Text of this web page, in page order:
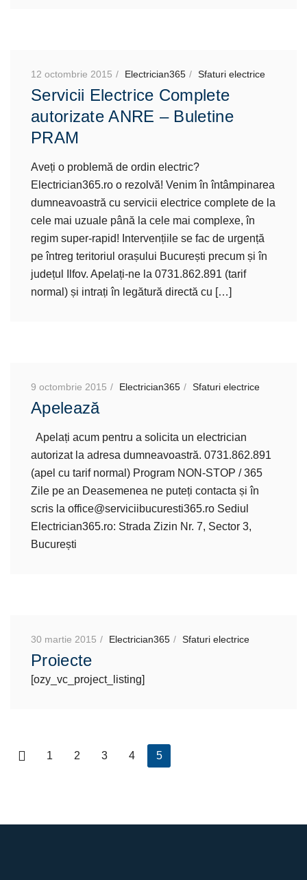
12 octombrie 2015 Electrician365 Sfaturi electrice
Servicii Electrice Complete
autorizate ANRE – Buletine
PRAM
Aveți o problemă de ordin electric?
Electrician365.ro o rezolvă! Venim în întâmpinarea
dumneavoastră cu servicii electrice complete de la
cele mai uzuale până la cele mai complexe, în
regim super-rapid! Intervențiile se fac de urgență
pe întreg teritoriul orașului București precum și în
județul Ilfov. Apelați-ne la 0731.862.891 (tarif
normal) și intrați în legătură directă cu […]
9 octombrie 2015 Electrician365 Sfaturi electrice
Apelează
Apelați acum pentru a solicita un electrician
autorizat la adresa dumneavoastră. 0731.862.891
(apel cu tarif normal) Program NON-STOP / 365
Zile pe an Deasemenea ne puteți contacta și în
scris la office@serviciibucuresti365.ro Sediul
Electrician365.ro: Strada Zizin Nr. 7, Sector 3,
București
30 martie 2015 Electrician365 Sfaturi electrice
Proiecte
[ozy_vc_project_listing]
1 2 3 4 5